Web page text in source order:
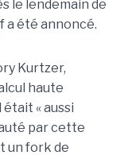
le lendemain de
été annoncé.
Kurtzer,
haute
« aussi
par cette
un fork de